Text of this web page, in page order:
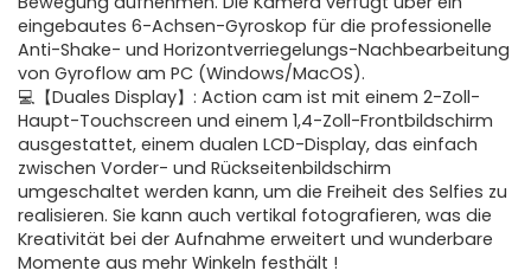
eingebautes 6-Achsen-Gyroskop für die professionelle
Anti-Shake- und Horizontverriegelungs-Nachbearbeitung
von Gyroflow am PC (Windows/MacOS).
💻【Duales Display】: Action cam ist mit einem 2-Zoll-
Haupt-Touchscreen und einem 1,4-Zoll-Frontbildschirm
ausgestattet, einem dualen LCD-Display, das einfach
zwischen Vorder- und Rückseitenbildschirm
umgeschaltet werden kann, um die Freiheit des Selfies zu
realisieren. Sie kann auch vertikal fotografieren, was die
Kreativität bei der Aufnahme erweitert und wunderbare
Momente aus mehr Winkeln festhält !